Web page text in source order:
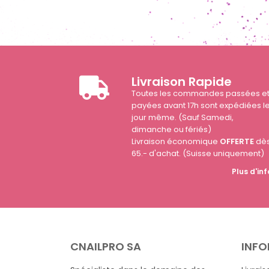
Livraison Rapide
Toutes les commandes passées
payées avant 17h sont expédiées
jour même. (Sauf Samedi,
dimanche ou fériés)
Livraison économique OFFERTE
65.- d'achat. (Suisse uniquement)
Plus
CNAILPRO SA